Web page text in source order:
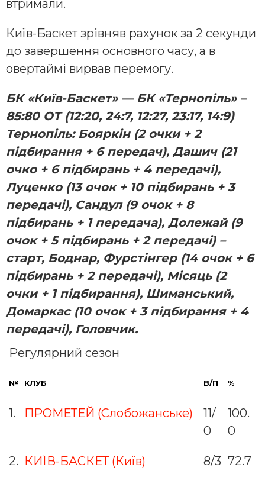
втримали.
Київ-Баскет зрівняв рахунок за 2 секунди
до завершення основного часу, а в
овертаймі вирвав перемогу.
БК «Київ-Баскет» — БК «Тернопіль» –
85:80 ОТ (12:20, 24:7, 12:27, 23:17, 14:9)
Тернопіль: Бояркін (2 очки + 2
підбирання + 6 передач), Дашич (21
очко + 6 пiдбирань + 4 передачі),
Луценко (13 очок + 10 підбирань + 3
передачі), Сандул (9 очок + 8
підбирань + 1 передача), Долежай (9
очок + 5 підбирань + 2 передачі) –
старт, Боднар, Фурстінгер (14 очок + 6
пiдбирань + 2 передачі), Місяць (2
очки + 1 підбирання), Шиманський,
Домаркас (10 очок + 3 підбирання + 4
передачі), Головчик.
Регулярний сезон
№ КЛУБ В/П %
1. ПРОМЕТЕЙ (Cлобожанське)
11/
0
100.
0
2. КИЇВ-БАСКЕТ (Київ) 8/3 72.7